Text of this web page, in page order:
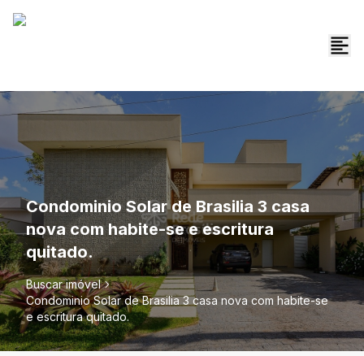
Condominio Solar de Brasilia 3 casa
nova com habite-se e escritura
quitado.
Buscar imóvel
Condominio Solar de Brasilia 3 casa nova com habite-se
e escritura quitado.